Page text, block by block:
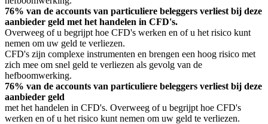
76% van de accounts van particuliere beleggers verliest bij deze
aanbieder geld met het handelen in CFD's.
Overweeg of u begrijpt hoe CFD's werken en of u het risico kunt
nemen om uw geld te verliezen.
CFD's zijn complexe instrumenten en brengen een hoog risico met
zich mee om snel geld te verliezen als gevolg van de
hefboomwerking.
76% van de accounts van particuliere beleggers verliest bij deze
aanbieder geld
met het handelen in CFD's. Overweeg of u begrijpt hoe CFD's
werken en of u het risico kunt nemen om uw geld te verliezen.